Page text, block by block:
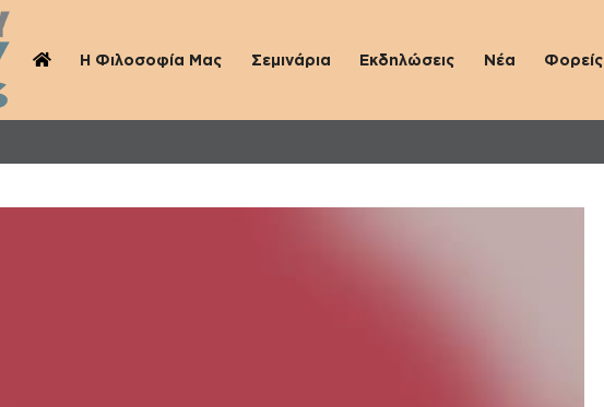
Η Φιλοσοφία Μας Σεμινάρια Εκδηλώσεις Νέα Φορείς